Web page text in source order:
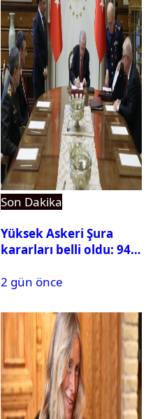
Son Dakika
Yüksek Askeri Şura
kararları belli oldu: 94
2 gün önce